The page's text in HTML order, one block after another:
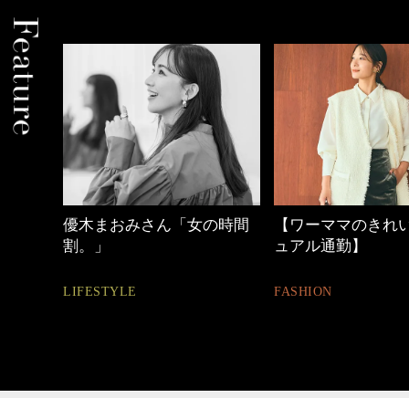
【ワーママのきれいめカジ
ュアル通勤】
FASHION
働く女性のバッグ